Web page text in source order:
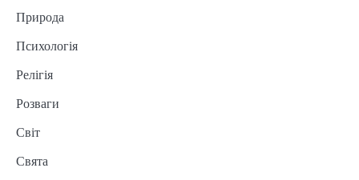
Природа
Психологія
Релігія
Розваги
Світ
Свята